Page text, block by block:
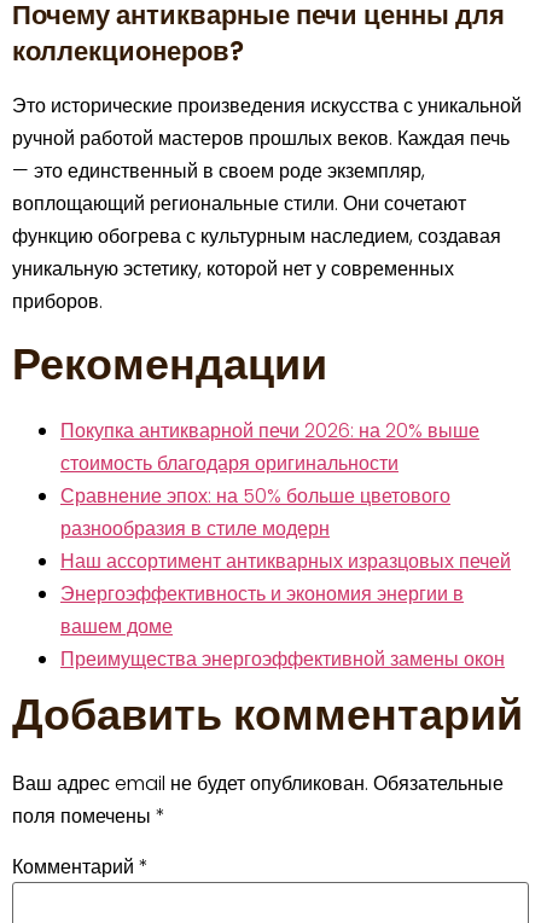
Почему антикварные печи ценны для
коллекционеров?
Это исторические произведения искусства с уникальной
ручной работой мастеров прошлых веков. Каждая печь
— это единственный в своем роде экземпляр,
воплощающий региональные стили. Они сочетают
функцию обогрева с культурным наследием, создавая
уникальную эстетику, которой нет у современных
приборов.
Рекомендации
Покупка антикварной печи 2026: на 20% выше
стоимость благодаря оригинальности
Сравнение эпох: на 50% больше цветового
разнообразия в стиле модерн
Наш ассортимент антикварных изразцовых печей
Энергоэффективность и экономия энергии в
вашем доме
Преимущества энергоэффективной замены окон
Добавить комментарий
Ваш адрес email не будет опубликован. Обязательные
поля помечены *
Комментарий *